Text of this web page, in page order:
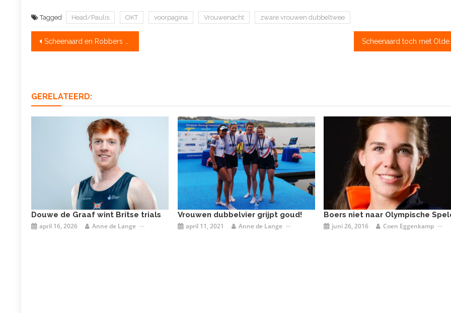
Tagged Head/Paulis OKT voorpagina Vrouwenacht zware vrouwen dubbeltwee
Bericht
Scheenaard en Robbers halen OKTeindstrijd met tiende seconde voorsprong Scheenaard toch
GERELATEERD:
Douwe de Graaf wint Britse trials
april 16, 2026 Anne de Lange
Vrouwen dubbelvier grijpt goud!
april 11, 2021 Anne de Lange
Boers niet naar Olympische
juni 26, 2016 Coen Eggenkamp